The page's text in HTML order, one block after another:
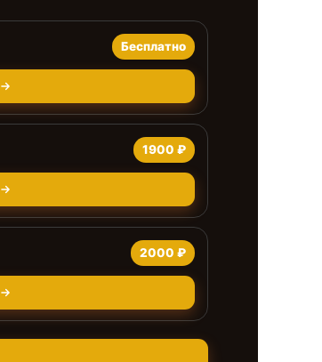
Бесплатно
1900 ₽
2000 ₽